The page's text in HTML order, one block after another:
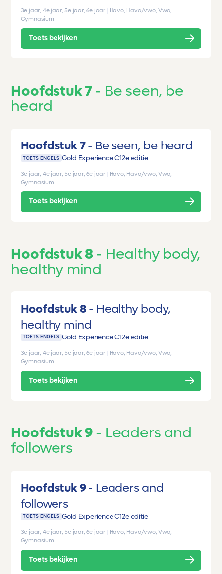
3e jaar, 4e jaar, 5e jaar, 6e jaar
Havo, Havo/vwo, Vwo,
Gymnasium
Toets bekijken
Hoofdstuk 7
Be seen, be
heard
Hoofdstuk 7 Be seen, be heard
TOETS ENGELS Gold Experience C12e editie
3e jaar, 4e jaar, 5e jaar, 6e jaar
Havo, Havo/vwo, Vwo,
Gymnasium
Toets bekijken
Hoofdstuk 8
Healthy body,
healthy mind
Hoofdstuk 8
Healthy body,
healthy mind
TOETS ENGELS Gold Experience C12e editie
3e jaar, 4e jaar, 5e jaar, 6e jaar
Havo, Havo/vwo, Vwo,
Gymnasium
Toets bekijken
Hoofdstuk 9
Leaders and
followers
Hoofdstuk 9
Leaders and
followers
TOETS ENGELS Gold Experience C12e editie
3e jaar, 4e jaar, 5e jaar, 6e jaar
Havo, Havo/vwo, Vwo,
Gymnasium
Toets bekijken